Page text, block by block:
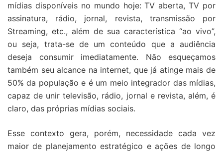
mídias disponíveis no mundo hoje: TV aberta, TV por
assinatura, rádio, jornal, revista, transmissão por
Streaming, etc., além de sua característica “ao vivo”,
ou seja, trata-se de um conteúdo que a audiência
deseja consumir imediatamente. Não esqueçamos
também seu alcance na internet, que já atinge mais de
50% da população e é um meio integrador das mídias,
capaz de unir televisão, rádio, jornal e revista, além, é
claro, das próprias mídias sociais.
Esse contexto gera, porém, necessidade cada vez
maior de planejamento estratégico e ações de longo